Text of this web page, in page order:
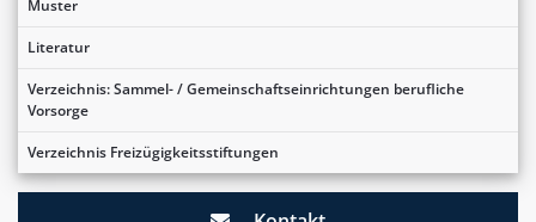
Muster
Literatur
Verzeichnis: Sammel- / Gemeinschaftseinrichtungen berufliche
Vorsorge
Verzeichnis Freizügigkeitsstiftungen